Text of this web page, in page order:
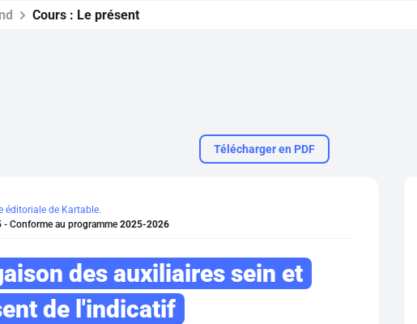
Cours : Le présent
Télécharger en PDF
éditoriale de Kartable.
- Conforme au programme 2025-2026
des auxiliairessein et
de l'indicatif